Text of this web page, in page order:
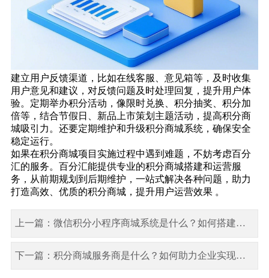
建立用户反馈渠道，比如在线客服、意见箱等，及时收集
用户意见和建议，对反馈问题及时处理回复，提升用户体
验。定期举办积分活动，像限时兑换、积分抽奖、积分加
倍等，结合节假日、新品上市策划主题活动，提高积分商
城吸引力。还要定期维护和升级积分商城系统，确保安全
稳定运行。
如果在积分商城项目实施过程中遇到难题，不妨考虑百分
汇的服务。百分汇能提供专业的积分商城搭建和运营服
务，从前期规划到后期维护，一站式解决各种问题，助力
打造高效、优质的积分商城，提升用户运营效果 。
上一篇：微信积分小程序商城系统是什么？如何搭建微信积分商城？
下一篇：积分商城服务商是什么？如何助力企业实现用户增长？